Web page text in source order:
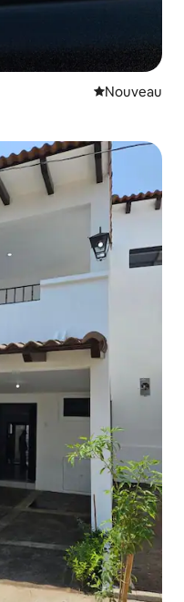
Nouvel
Nouveau